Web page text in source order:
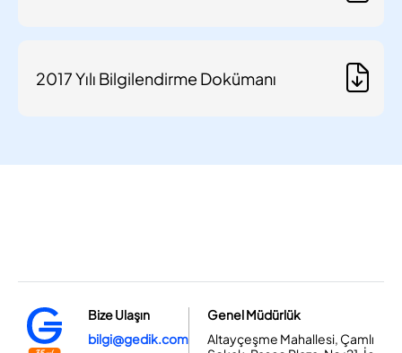
2017 Yılı Bilgilendirme Dokümanı
Bize Ulaşın
bilgi@gedik.com
Genel Müdürlük
Altayçeşme Mahallesi, Çamlı